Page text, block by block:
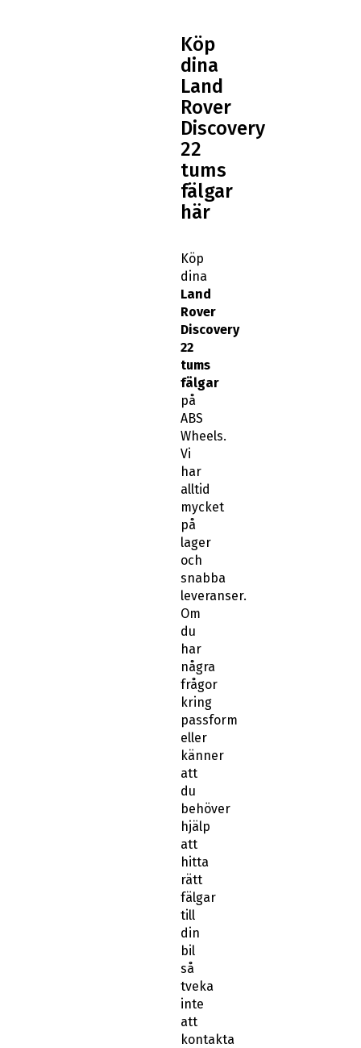
Köp
dina
Land
Rover
Discovery
22
tums
fälgar
här
Köp
dina
Land
Rover
Discovery
22
tums
fälgar
på
ABS
Wheels.
Vi
har
alltid
mycket
på
lager
och
snabba
leveranser.
Om
du
har
några
frågor
kring
passform
eller
känner
att
du
behöver
hjälp
att
hitta
rätt
fälgar
till
din
bil
så
tveka
inte
att
kontakta